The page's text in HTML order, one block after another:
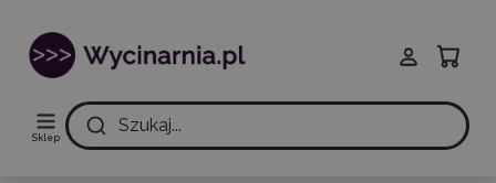
Sklep
Szukaj...